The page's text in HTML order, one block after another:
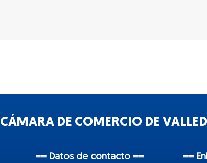
CÁMARA DE COMERCIO DE
== Datos de contacto == ==